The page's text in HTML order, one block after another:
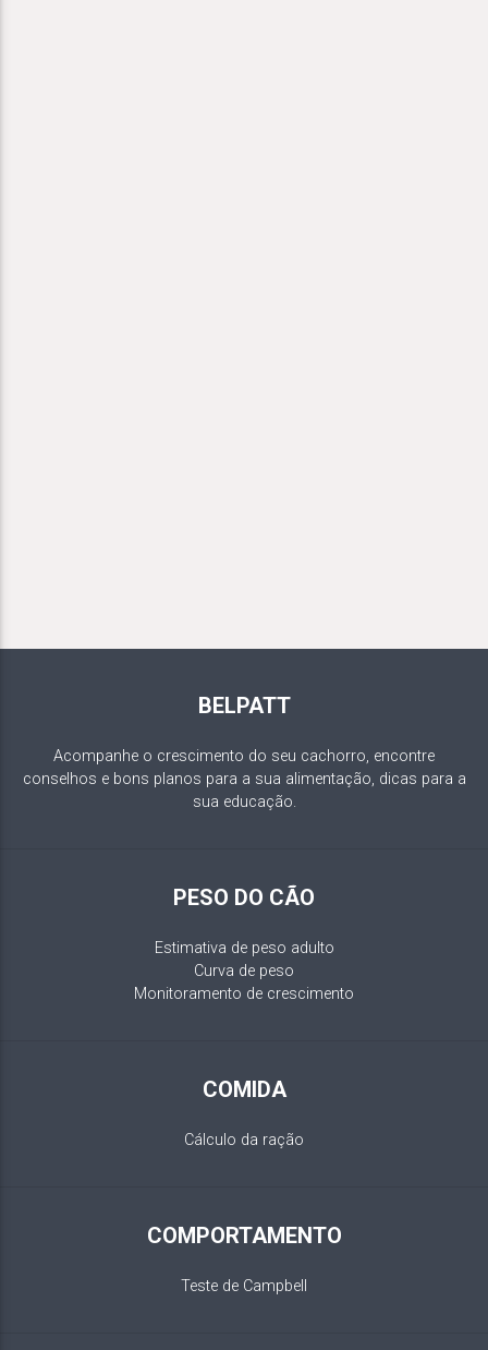
BELPATT
Acompanhe o crescimento do seu cachorro, encontre
conselhos e bons planos para a sua alimentação, dicas para a
sua educação.
PESO DO CÃO
Estimativa de peso adulto
Curva de peso
Monitoramento de crescimento
COMIDA
Cálculo da ração
COMPORTAMENTO
Teste de Campbell